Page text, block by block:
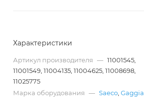
Характеристики
Артикул производителя — 11001545,
11001549, 11004135, 11004625, 11008698,
11025775
Марка оборудования — Saeco ,Gaggia